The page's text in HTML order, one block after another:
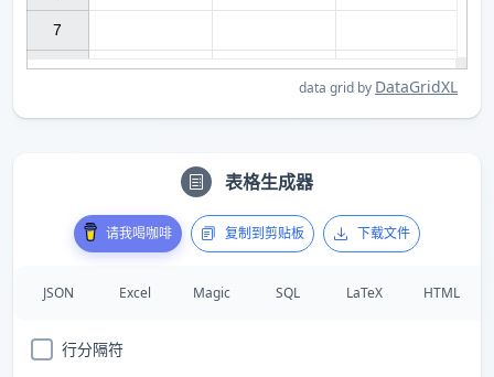
7
data grid by DataGridXL
表格生成器
请我喝咖啡 复制到剪贴板 下载文件
JSON Excel Magic SQL LaTeX HTML
行分隔符